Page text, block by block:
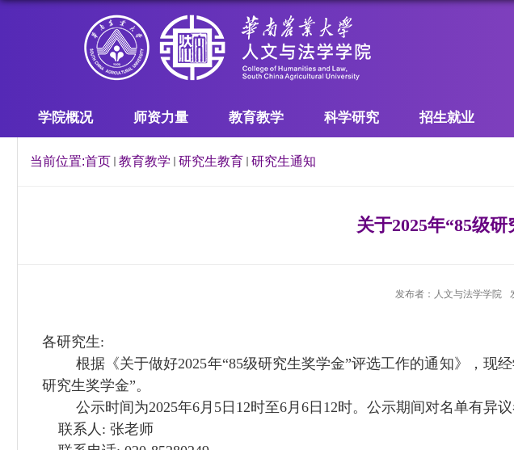
学院概况 师资力量 教育教学 科学研究 招生就业
当前位置:首页 教育教学 研究生教育 研究生通知
关于2025年“85级
发布者：人文与法学学院
各研究生:
根据《关于做好2025年“85级研究生奖学金”评选工作的通知》，现
研究生奖学金”。
公示时间为2025年6月 5 日 12时至6月 6 日 12时。公示期间对名单有异
联系人: 张老师